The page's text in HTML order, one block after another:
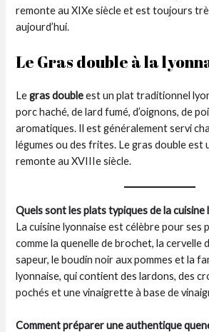
remonte au XIXe siècle et est toujours
aujourd’hui.
Le Gras double à la
Legras doubleest un plat traditionnel
porc haché, de lard fumé, d’oignons, de
aromatiques. Il est généralement servi
légumes ou des frites. Le gras double est
remonte au XVIIIe siècle.
Quels sont les plats typiques de la cuisine
La cuisine lyonnaise est célèbre pour ses
comme la quenelle de brochet, la cervelle
sapeur, le boudin noir aux pommes et la
lyonnaise, qui contient des lardons, des
pochés et une vinaigrette à base de
Comment préparer une authentique